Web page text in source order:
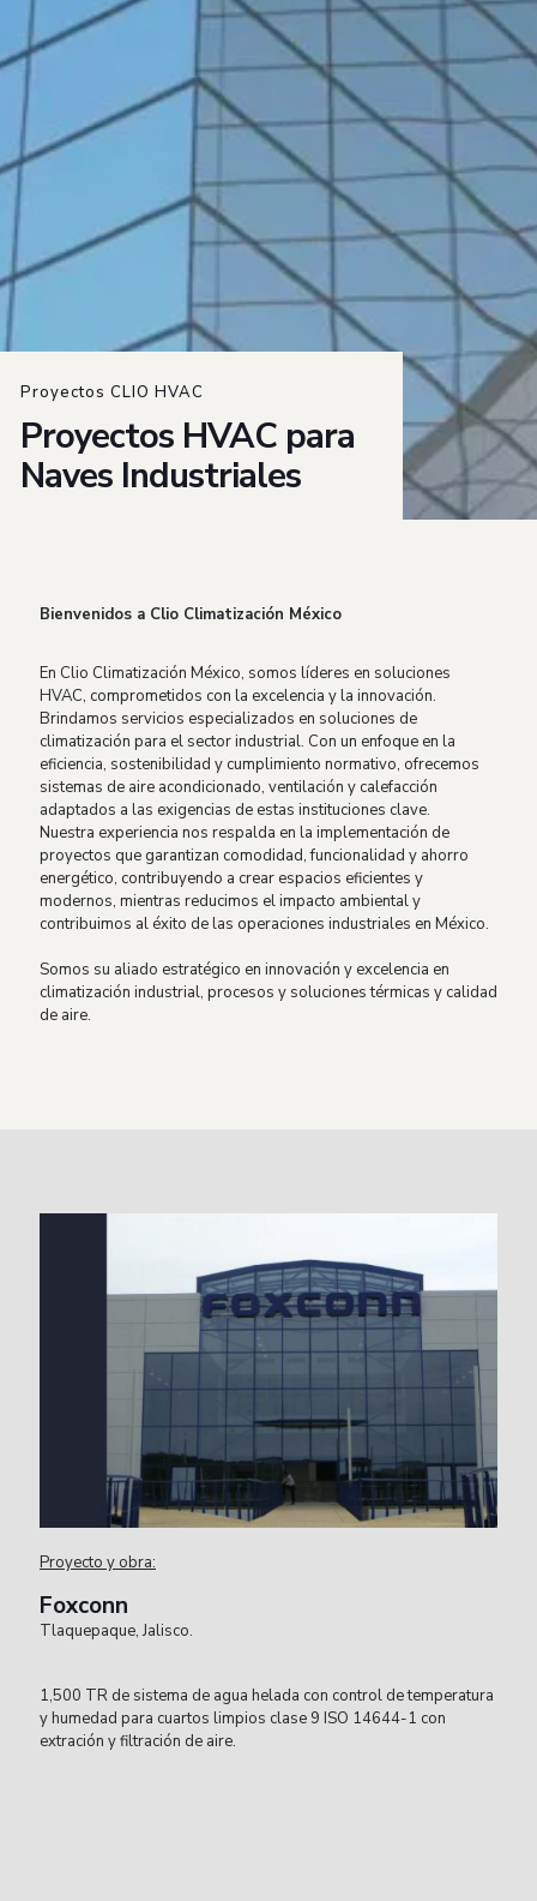
Proyectos CLIO HVAC
Proyectos HVAC para
Naves Industriales
Bienvenidos a Clio Climatización México
En Clio Climatización México, somos líderes en soluciones
HVAC, comprometidos con la excelencia y la innovación.
Brindamos servicios especializados en soluciones de
climatización para el sector industrial. Con un enfoque en la
eficiencia, sostenibilidad y cumplimiento normativo, ofrecemos
sistemas de aire acondicionado, ventilación y calefacción
adaptados a las exigencias de estas instituciones clave.
Nuestra experiencia nos respalda en la implementación de
proyectos que garantizan comodidad, funcionalidad y ahorro
energético, contribuyendo a crear espacios eficientes y
modernos, mientras reducimos el impacto ambiental y
contribuimos al éxito de las operaciones industriales en México.
Somos su aliado estratégico en innovación y excelencia en
climatización industrial, procesos y soluciones térmicas y calidad
de aire.
Proyecto y obra:
Foxconn
Tlaquepaque, Jalisco.
1,500 TR de sistema de agua helada con control de temperatura
y humedad para cuartos limpios clase 9 ISO 14644-1 con
extración y filtración de aire.